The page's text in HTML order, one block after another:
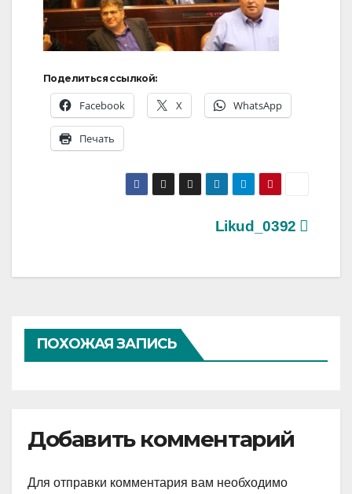
Поделиться ссылкой:
Facebook X WhatsApp
Печать
Likud_0392
ПОХОЖАЯ ЗАПИСЬ
Добавить комментарий
Для отправки комментария вам необходимо